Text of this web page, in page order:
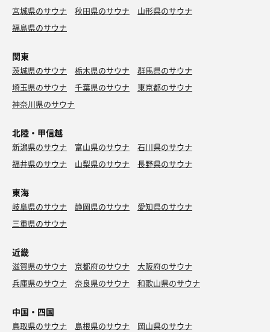
なんと言っても30分毎に発動するオートロウリュがあるっ
オートロウリュがあるとないとでは満足度がまったく違い
約10分×4セットをオートロウリュのタイミングに合わせ
て入りました。
栃木の外気浴はなかなか寒いので、お風呂の縁に寝転び内
気浴をして整いました。
残念なところは
サウナハット掛けや小物置くスペースがないのと、
水風呂がMAX2人なので狭いのと、
露天風呂横にはととのい椅子もあるので
外気の気温が高ければ外気浴は最高だろうなと想像。
で、さらなる進化を期待してしまいます。
宮城県のサウナ
秋田県のサウナ
山形県のサウナ
福島県のサウナ
関東
茨城県のサウナ 栃木県のサウナ
群馬県のサウナ
埼玉県のサウナ
千葉県のサウナ
東京都のサウナ
神奈川県のサウナ
北陸・甲信越
新潟県のサウナ 富山県のサウナ
石川県のサウナ
福井県のサウナ
山梨県のサウナ 長野県のサウナ
東海
岐阜県のサウナ 静岡県のサウナ
愛知県のサウナ
三重県のサウナ
近畿
滋賀県のサウナ 京都府のサウナ
大阪府のサウナ
兵庫県のサウナ
奈良県のサウナ 和歌山県のサウナ
中国・四国
鳥取県のサウナ 島根県のサウナ
岡山県のサウナ